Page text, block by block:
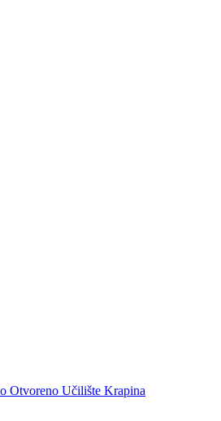
Otvoreno Učilište Krapina